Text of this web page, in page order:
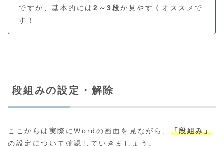
ですが、基本的には2～3段が見やすくオススメで
す！
段組みの設定・解除
ここからは実際にWordの画面を見ながら、 「段組み」
の設定について確認していきましょう。